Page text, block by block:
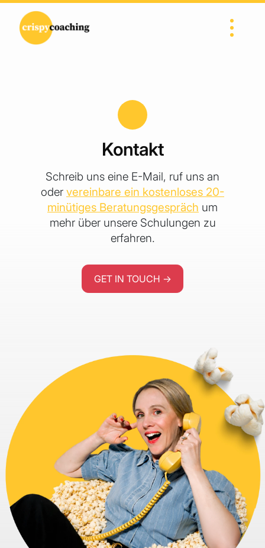
Direkt zum Inhalt wechseln
Hauptnavigation
Kontakt
Schreib uns eine E-Mail, ruf uns an
oder vereinbare ein kostenloses 20-
minütiges Beratungsgespräch um
mehr über unsere Schulungen zu
erfahren.
GET IN TOUCH →